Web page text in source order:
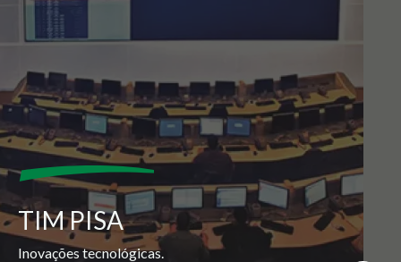
TIM PISA
Inovações tecnológicas.